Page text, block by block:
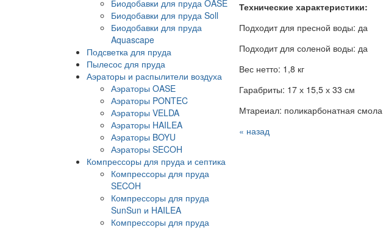
Биодобавки для пруда OASE
Биодобавки для пруда Soll
Биодобавки для пруда
Aquascape
Подсветка для пруда
Пылесос для пруда
Аэраторы и распылители воздуха
Аэраторы OASE
Аэраторы PONTEC
Аэраторы VELDA
Аэраторы HAILEA
Аэраторы BOYU
Аэраторы SECOH
Компрессоры для пруда и септика
Компрессоры для пруда
SECOH
Компрессоры для пруда
SunSun и HAILEA
Компрессоры для пруда
Технические характеристики:
Подходит для пресной воды: да
Подходит для соленой воды: да
Вес нетто: 1,8 кг
Гарабриты: 17 х 15,5 х 33 см
Мтареиал: поликарбонатная смола
« назад